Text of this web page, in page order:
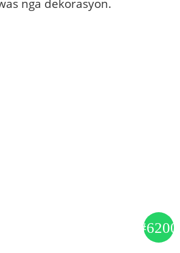
nga dekorasyon.